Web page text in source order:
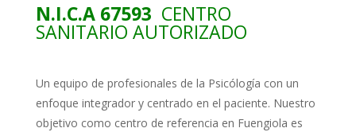
N.I.C.A 67593 CENTRO
SANITARIO AUTORIZADO
Un equipo de profesionales de la Psicólogía con un
enfoque integrador y centrado en el paciente. Nuestro
objetivo como centro de referencia en Fuengiola es